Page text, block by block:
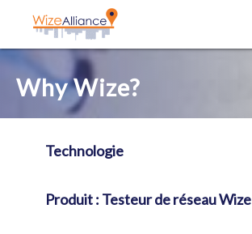
Why Wize?
Technologie
Produit : Testeur de réseau Wize
Panneau de gestion des cookies